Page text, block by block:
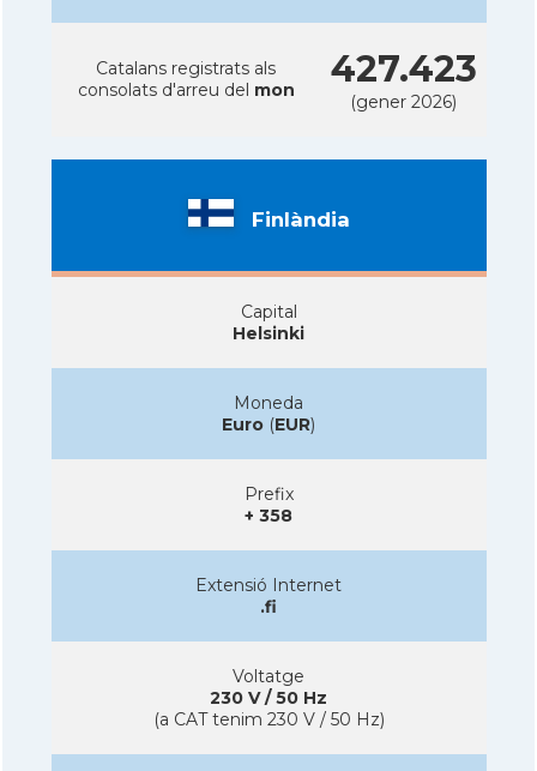
Catalans registrats als
consolats d'arreu del mon 427.423
(gener 2026)
Finlàndia
Capital
Helsinki
Moneda
Euro (EUR)
Prefix
+ 358
Extensió Internet
.fi
Voltatge
230 V / 50 Hz
(a CAT tenim 230 V / 50 Hz)